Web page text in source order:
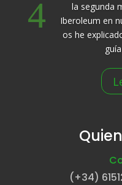
la segunda
Iberoleum en
os he
(+34)